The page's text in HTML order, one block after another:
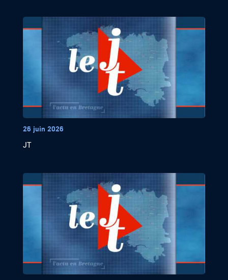
26 juin 2026
JT